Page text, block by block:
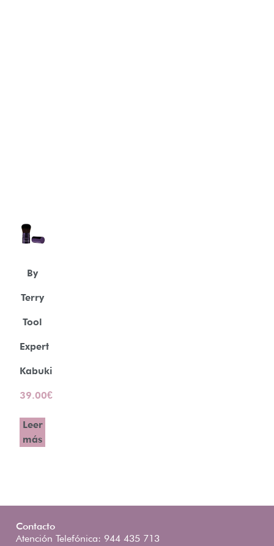
By
Terry
Tool
Expert
Kabuki
39.00€
Leer
más
Contacto
Atención Telefónica: 944 435 713